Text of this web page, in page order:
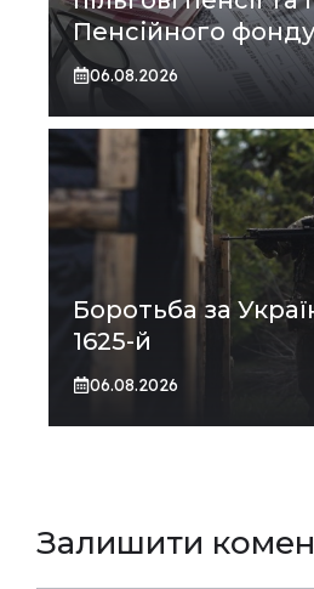
Пенсійного
06.08.2026
Боротьба за
1625-й
06.08.2026
Залишити